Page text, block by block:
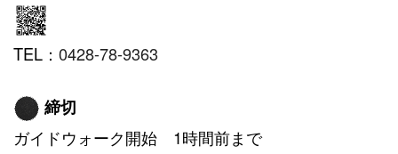
TEL： 0428-78-9363
締切
ガイドウォーク開始 1時間前まで